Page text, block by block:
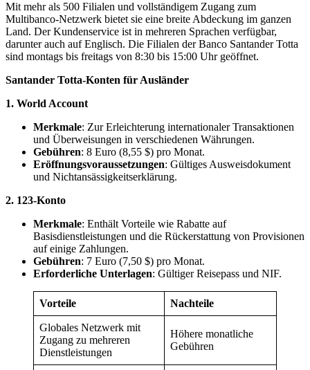
Mit mehr als 500 Filialen und vollständigem Zugang zum
Multibanco-Netzwerk bietet sie eine breite Abdeckung im ganzen
Land. Der Kundenservice ist in mehreren Sprachen verfügbar,
darunter auch auf Englisch. Die Filialen der Banco Santander Totta
sind montags bis freitags von 8:30 bis 15:00 Uhr geöffnet.
Santander Totta-Konten für Ausländer
1. World Account
Merkmale: Zur Erleichterung internationaler Transaktionen
und Überweisungen in verschiedenen Währungen.
Gebühren: 8 Euro (8,55 $) pro Monat.
Eröffnungsvoraussetzungen: Gültiges Ausweisdokument
und Nichtansässigkeitserklärung.
2. 123-Konto
Merkmale: Enthält Vorteile wie Rabatte auf
Basisdienstleistungen und die Rückerstattung von Provisionen
auf einige Zahlungen.
Gebühren: 7 Euro (7,50 $) pro Monat.
Erforderliche Unterlagen: Gültiger Reisepass und NIF.
Vorteile Nachteile
Globales Netzwerk mit
Zugang zu mehreren
Dienstleistungen
Höhere monatliche
Gebühren